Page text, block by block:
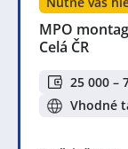
MPO
Celá ČR
25 000 –
Vhodné